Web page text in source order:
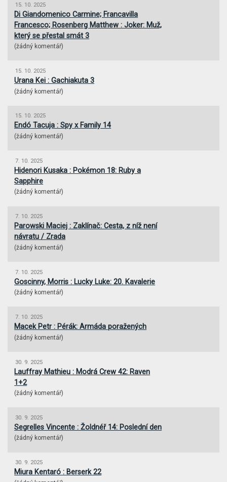
15. 10. 2025
Di Giandomenico Carmine; Francavilla
Francesco; Rosenberg Matthew : Joker: Muž,
který se přestal smát 3
(žádný komentář)
15. 10. 2025
Urana Kei : Gachiakuta 3
(žádný komentář)
15. 10. 2025
Endó Tacuja : Spy x Family 14
(žádný komentář)
7. 10. 2025
Hidenori Kusaka : Pokémon 18: Ruby a
Sapphire
(žádný komentář)
7. 10. 2025
Parowski Maciej : Zaklínač: Cesta, z níž není
návratu / Zrada
(žádný komentář)
7. 10. 2025
Goscinny, Morris : Lucky Luke: 20. Kavalerie
(žádný komentář)
7. 10. 2025
Macek Petr : Pérák: Armáda poražených
(žádný komentář)
30. 9. 2025
Lauffray Mathieu : Modrá Crew 42: Raven
1+2
(žádný komentář)
30. 9. 2025
Segrelles Vincente : Žoldnéř 14: Poslední den
(žádný komentář)
30. 9. 2025
Miura Kentaró : Berserk 22